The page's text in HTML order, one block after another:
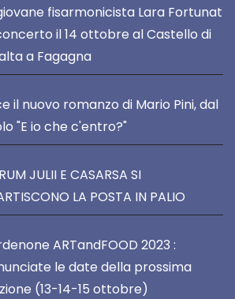
fisarmonicista Lara Fortunat
il 14 ottobre al Castello di
a Fagagna
il nuovo romanzo di Mario Pini, dal
"E io che c'entro?"
JULII E CASARSA SI
LA POSTA IN PALIO
ARTandFOOD 2023 :
le date della prossima
(13-14-15 ottobre)